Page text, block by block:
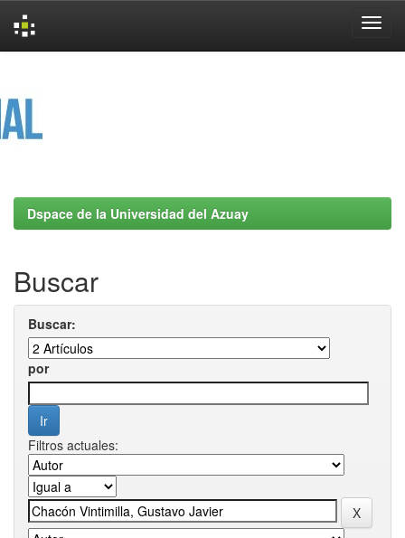
Dspace de la Universidad del Azuay
Buscar
Buscar:
por
Filtros actuales: